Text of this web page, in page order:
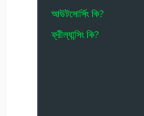
আউটসোর্সিং কি?
ফ্রীল্যান্সিং কি?